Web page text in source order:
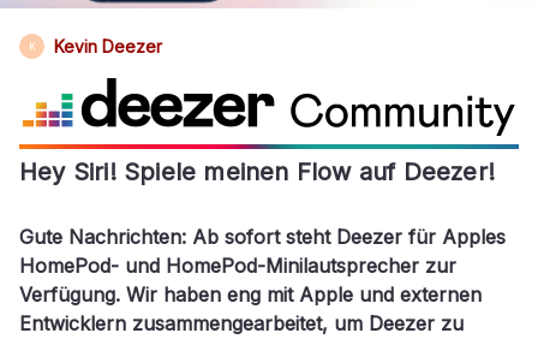
K Kevin Deezer
Hey Siri! Spiele meinen Flow auf Deezer!
Gute Nachrichten: Ab sofort steht Deezer für Apples
HomePod- und HomePod-Minilautsprecher zur
Verfügung. Wir haben eng mit Apple und externen
Entwicklern zusammengearbeitet, um Deezer zu